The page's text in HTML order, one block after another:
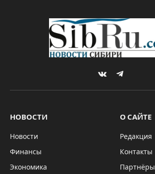
VKontakteTelegram
НОВОСТИ
Новости
Финансы
Экономика
О САЙТЕ
Редакция
Контакты
Партнёры